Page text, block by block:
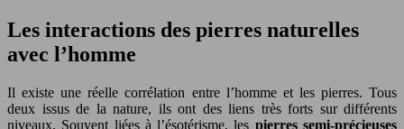
Les interactions des pierres naturelles
avec l’homme
Il existe une réelle corrélation entre l’homme et les pierres. Tous
deux issus de la nature, ils ont des liens très forts sur différents
niveaux. Souvent liées à l’ésotérisme, les pierres semi-précieuses